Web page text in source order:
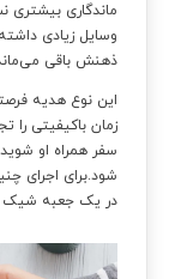
ماندگاری
وسایل زیادی
ذهنش باقی
این نوع هدیه
زمان باکیفیتی را
سفر همراه او
شود.برای اجرای
در یک جعبه شیک